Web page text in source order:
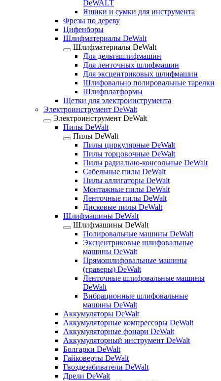
DeWALT
Ящики и сумки для инструмента
Фрезы по дереву
Цифенборы
Шлифматериалы DeWalt
Шлифматериалы DeWalt
Для дельташлифмашин
Для ленточных шлифмашин
Для эксцентриковых шлифмашин
Шлифовально полировальные тарелки
Шлифплатформы
Щетки для электроинструмента
Электроинструмент DeWalt
Электроинструмент DeWalt
Пилы DeWalt
Пилы DeWalt
Пилы циркулярные DeWalt
Пилы торцовочные DeWalt
Пилы радиально-консольные DeWalt
Сабельные пилы DeWalt
Пилы аллигаторы DeWalt
Монтажные пилы DeWalt
Ленточные пилы DeWalt
Дисковые пилы DeWalt
Шлифмашины DeWalt
Шлифмашины DeWalt
Полировальные машины DeWalt
Эксцентриковые шлифовальные
машины DeWalt
Прямошлифовальные машины
(граверы) DeWalt
Ленточные шлифовальные машины
DeWalt
Вибрационные шлифовальные
машины DeWalt
Аккумуляторы DeWalt
Аккумуляторные компрессоры DeWalt
Аккумуляторные фонари DeWalt
Аккумуляторный инструмент DeWalt
Болгарки DeWalt
Гайковерты DeWalt
Гвоздезабиватели DeWalt
Дрели DeWalt